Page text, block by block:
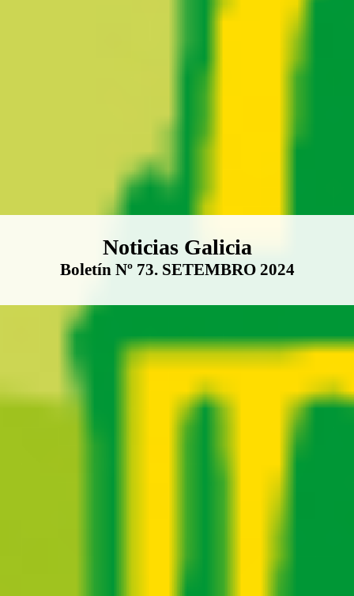
Boletín Noticias Galicia
Noticias Galicia
Boletín Nº 73. SETEMBRO 2024